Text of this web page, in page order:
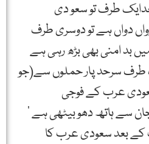
طرف تو سعو دی
دواں ہے تو دوسری طرف
بد امنی بھی بڑھ رہی ہے
سرحد پار حملوں سے(جو
عرب کے فوجی
سے ہاتھ دھو بیٹھی ہے ‘
بعد سعودی عرب کا